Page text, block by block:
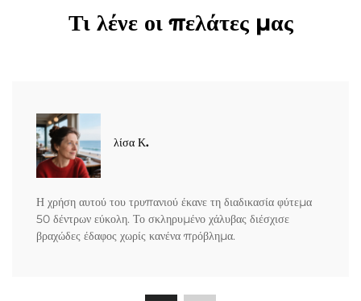
Τι λένε οι πελάτες μας
λίσα Κ.
Η χρήση αυτού του τρυπανιού έκανε τη διαδικασία φύτεμα
50 δέντρων εύκολη. Το σκληρυμένο χάλυβας διέσχισε
βραχώδες έδαφος χωρίς κανένα πρόβλημα.